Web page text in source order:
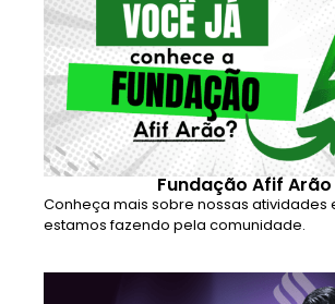
Fundação Afif Arão
Conheça mais sobre nossas atividades
estamos fazendo pela comunidade.